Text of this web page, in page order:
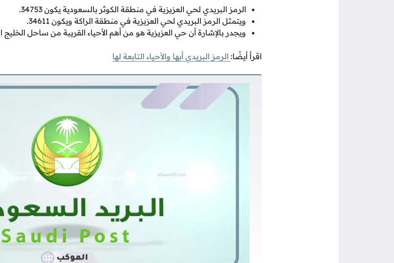
الرمز البريدي لحي العزيزية في منطقة الكوثر بالسعودية يكون 34753.
ويتمثل الرمز البريدي لحي العزيزية في منطقة الراكة ويكون 34611.
ويجدر بالإشارة أن حي العزيزية هو من أهم الأحياء القريبة من ساحل الخليج
اقرأ أيضًا: الرمز البريدي أبها والأحياء التابعة لها